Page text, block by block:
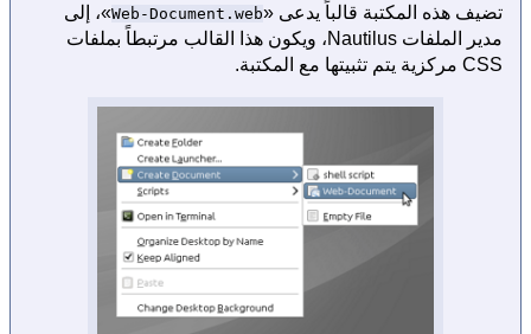
تضيف هذه المكتبة قالباً يدعى «Web-Document.web»، إلى
مدير الملفات Nautilus، ويكون هذا القالب مرتبطاً بملفات
CSS مركزية يتم تثبيتها مع المكتبة.